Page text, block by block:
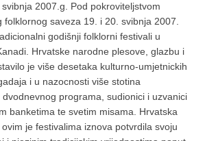
2007.g. Pod pokroviteljstvom
folklornog saveza 19. i 20. svibnja 2007.
godišnji folklorni festivali u
Hrvatske narodne plesove, glazbu i
je više desetaka kulturno-umjetnickih
i u nazocnosti više stotina
programa, sudionici i uzvanici
banketima te svetim misama. Hrvatska
je festivalima iznova potvrdila svoju